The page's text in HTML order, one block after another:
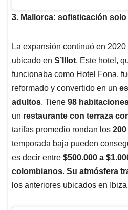
3. Mallorca: sofisticación
La expansión continuó en 2020
ubicado en S’Illot. Este hotel,
funcionaba como Hotel Fona,
reformado y convertido en un
adultos. Tiene 98
un restaurante con terraza
tarifas promedio rondan los
temporada baja pueden
es decir entre $500.000 a
colombianos. Su atmósfera
los anteriores ubicados en